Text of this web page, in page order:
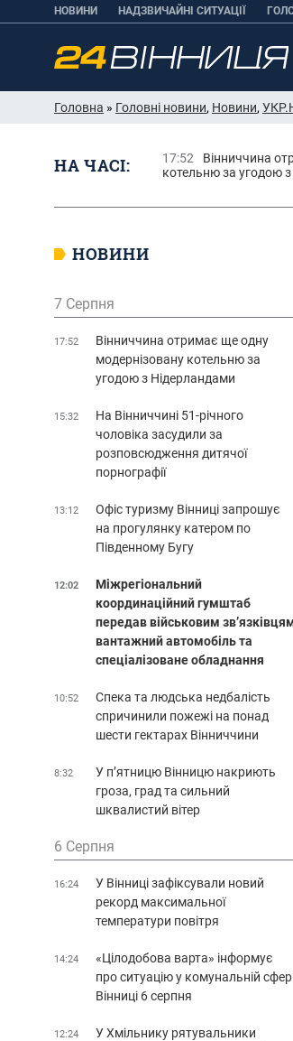
НОВИНИ НАДЗВИЧАЙНІ СИТУАЦІЇ
Головна » Головні новини, Новини,
НА ЧАСІ: 17:52
Вінниччина
котельню за угодою
НОВИНИ
7 Серпня
17:52
Вінниччина отримає ще одну
модернізовану котельню за
угодою з Нідерландами
15:32
На Вінниччині 51-річного
чоловіка засудили за
розповсюдження дитячої
порнографії
13:12
Офіс туризму Вінниці запрошує
на прогулянку катером по
Південному Бугу
12:02
Міжрегіональний
координаційний гумштаб
передав військовим
вантажний автомобіль та
спеціалізоване обладнання
10:52
Спека та людська недбалість
спричинили пожежі на понад
шести гектарах Вінниччини
8:32
У п’ятницю Вінницю накриють
гроза, град та сильний
шквалистий вітер
6 Серпня
16:24
У Вінниці зафіксували новий
рекорд максимальної
температури повітря
14:24
«Цілодобова варта» інформує
про ситуацію у комунальній
Вінниці 6 серпня
12:24
У Хмільнику рятувальники